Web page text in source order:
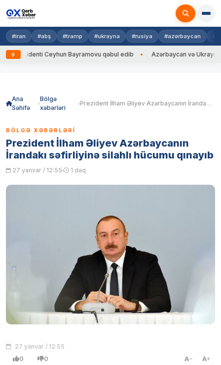
#iran #abş #tramp #ukrayna #rusiya #azərbaycan
Ceyhun Bayramovu qəbul edib Azərbaycan və Ukrayna XİN
Ana
Səhifə
Bölgə
xəbərləri
Prezident İlham Əliyev Azərbaycanın İrandakı səfirliyinə silahlı hücumu qınayıb
BÖLGƏ XƏBƏRLƏRI
Prezident İlham Əliyev Azərbaycanın
İrandakı səfirliyinə silahlı hücumu qınayıb
27 yanvar / 12:55 1 dəq
27 yanvar / 12:55
0 0 A A